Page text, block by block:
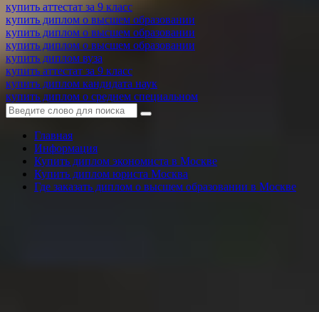
купить аттестат за 9 класс
купить диплом о высшем образовании
купить диплом о высшем образовании
купить диплом о высшем образовании
купить диплом вуза
купить аттестат за 9 класс
купить диплом кандидата наук
купить диплом о среднем специальном
Главная
Информация
Купить диплом экономиста в Москве
Купить диплом юриста Москва
Где заказать диплом о высшем образовании в Москве